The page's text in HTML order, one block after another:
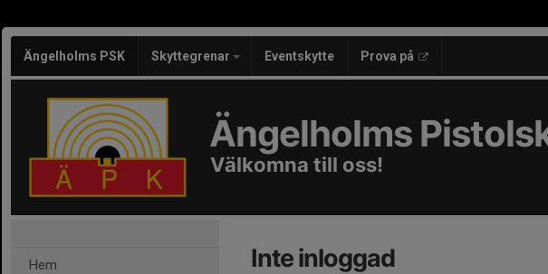
Ängelholms PSK Skyttegrenar Eventskytte Prova på
Ängelholms
Välkomna till oss!
Hem Inte inloggad